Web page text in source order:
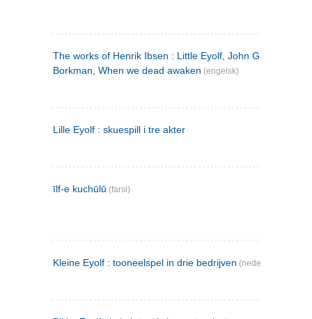
The works of Henrik Ibsen : Little Eyolf, John Gabriel
Borkman, When we dead awaken (engelsk)
Lille Eyolf : skuespill i tre akter
īlf-e kuchūlū (farsi)
Kleine Eyolf : tooneelspel in drie bedrijven (nederlandsk)